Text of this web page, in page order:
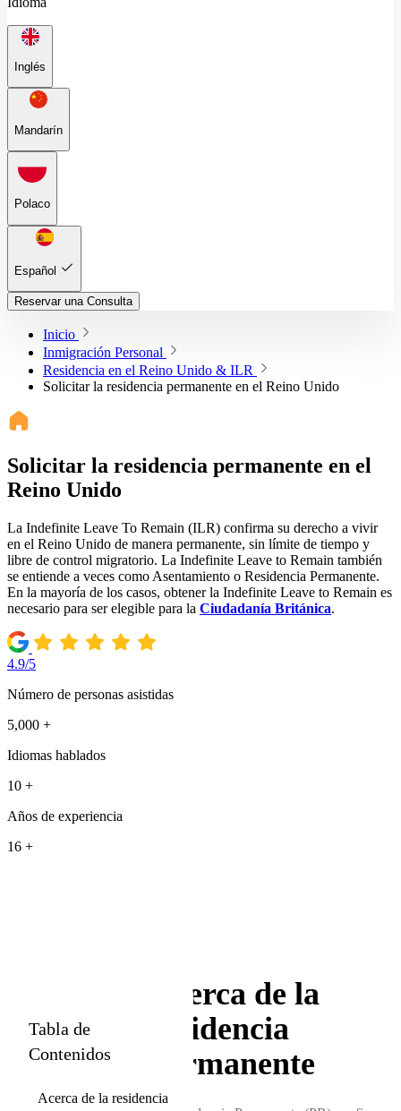
Inglés
Mandarín
Polaco
Español
Reservar una Consulta
Inicio
Inmigración Personal
Residencia en el Reino Unido & ILR
Solicitar la residencia permanente en el Reino Unido
Solicitar la residencia permanente en el
Reino Unido
La Indefinite Leave To Remain (ILR) confirma su derecho a vivir
en el Reino Unido de manera permanente, sin límite de tiempo y
libre de control migratorio. La Indefinite Leave to Remain también
se entiende a veces como Asentamiento o Residencia Permanente.
En la mayoría de los casos, obtener la Indefinite Leave to Remain es
necesario para ser elegible para la Ciudadanía Británica.
4.9/5
Número de personas asistidas
5,000 +
Idiomas hablados
10 +
Años de experiencia
16 +
Tabla de
Contenidos
Acerca de la residencia
Acerca de la
residencia
permanente